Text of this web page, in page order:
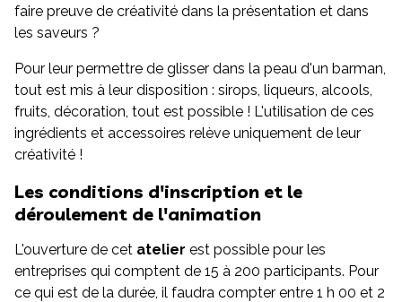
faire preuve de créativité dans la présentation et dans
les saveurs ?
Pour leur permettre de glisser dans la peau d'un barman,
tout est mis à leur disposition : sirops, liqueurs, alcools,
fruits, décoration, tout est possible ! L'utilisation de ces
ingrédients et accessoires relève uniquement de leur
créativité !
Les conditions d'inscription et le
déroulement de l'animation
L'ouverture de cet atelier est possible pour les
entreprises qui comptent de 15 à 200 participants. Pour
ce qui est de la durée, il faudra compter entre 1 h 00 et 2